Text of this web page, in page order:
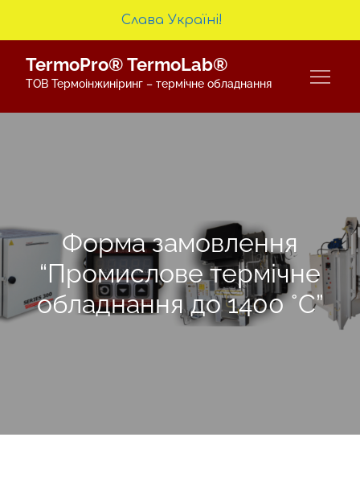
TermoPro® TermoLab®
ТОВ Термоінжиніринг – термічне обладнання
Форма замовлення
“Промислове термічне
обладнання до 1400 °С”
Слава Україні!